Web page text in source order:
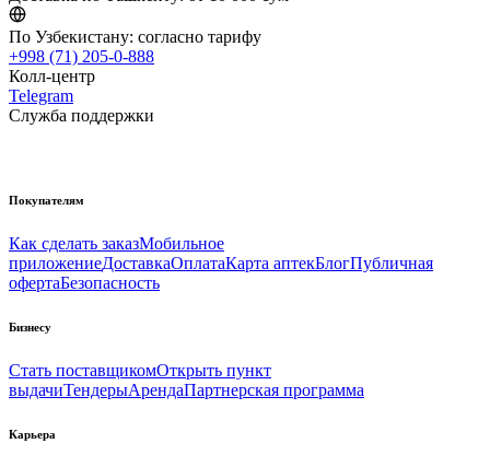
По Узбекистану: согласно тарифу
+998 (71) 205-0-888
Колл-центр
Telegram
Служба поддержки
Покупателям
Как сделать заказМобильное
приложениеДоставкаОплатаКарта аптекБлогПубличная
офертаБезопасность
Бизнесу
Стать поставщикомОткрыть пункт
выдачиТендерыАрендаПартнерская программа
Карьера